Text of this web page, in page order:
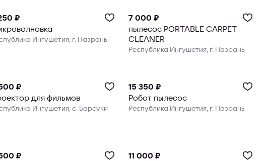
₽
Ингушетия, г. Назрань
7 000 ₽
пылесос PORTABLE CARPET
CLEANER
Республика Ингушетия, г. Назрань
₽
Проектор для фильмов
Ингушетия, с. Барсуки
15 350 ₽
Робот пылесос
Республика Ингушетия, г. Назрань
₽
11 000 ₽